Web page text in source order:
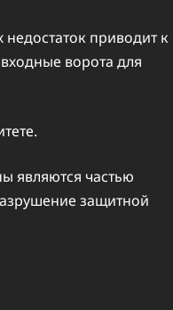
приводит к
ворота для
являются частью
защитной